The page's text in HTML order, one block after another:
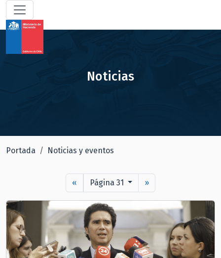
Noticias
Portada Noticias y eventos
« Página 31 »